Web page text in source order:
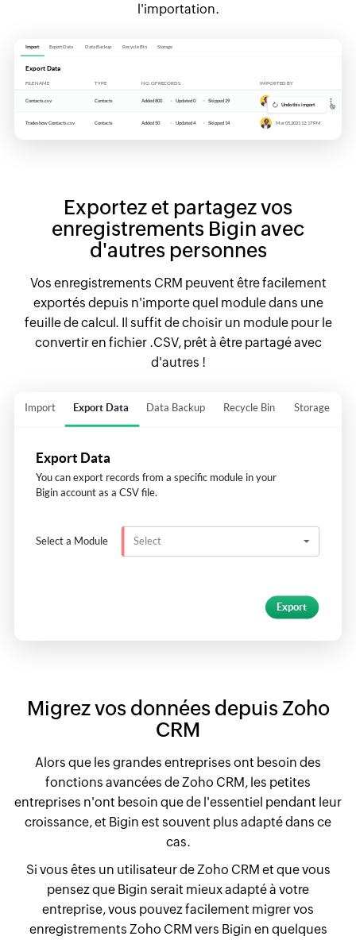
l'importation.
Exportez et partagez vos
enregistrements Bigin avec
d'autres personnes
Vos enregistrements CRM peuvent être facilement
exportés depuis n'importe quel module dans une
feuille de calcul. Il suffit de choisir un module pour le
convertir en fichier .CSV, prêt à être partagé avec
d'autres !
Migrez vos données depuis Zoho
CRM
Alors que les grandes entreprises ont besoin des
fonctions avancées de Zoho CRM, les petites
entreprises n'ont besoin que de l'essentiel pendant leur
croissance, et Bigin est souvent plus adapté dans ce
cas.
Si vous êtes un utilisateur de Zoho CRM et que vous
pensez que Bigin serait mieux adapté à votre
entreprise, vous pouvez facilement migrer vos
enregistrements Zoho CRM vers Bigin en quelques